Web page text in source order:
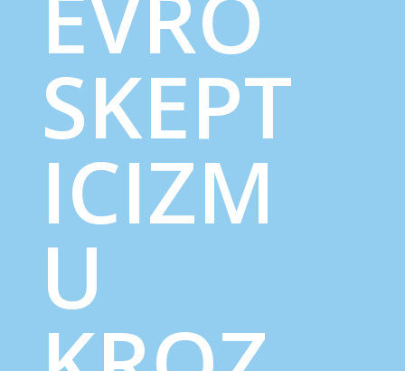
SKEPT
ICIZM
U